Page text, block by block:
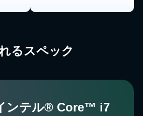
るスペック
ンテル® Core™ i7